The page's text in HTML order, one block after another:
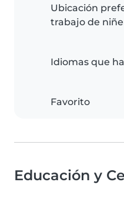
Ubicación
trabajo de
Idiomas que
Favorito
Educación y